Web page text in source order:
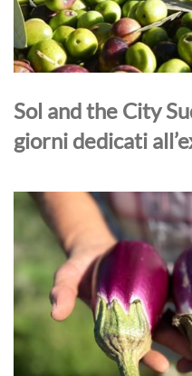
Sol and the City
giorni dedicati